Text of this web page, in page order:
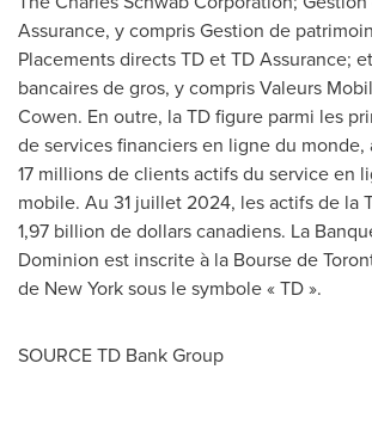
Assurance, y compris Gestion de
Placements directs TD et TD Assurance;
bancaires de gros, y compris Valeurs
Cowen. En outre, la TD figure parmi les
de services financiers en ligne du monde,
17 millions de clients actifs du service en
mobile. Au 31 juillet 2024, les actifs de la
1,97 billion de dollars canadiens. La
Dominion est inscrite à la Bourse de
de New York sous le symbole « TD ».
SOURCE TD Bank Group